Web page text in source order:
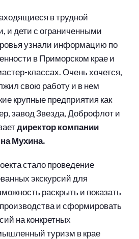
в трудной
и дети с ограниченными
узнали информацию по
в Приморском крае и
классах. Очень хочется,
свою работу и в нем
крупные предприятия как
завод Звезда, Доброфлот и
директор компании
Мухина.
стало проведение
экскурсий для
раскрыть и показать
и сформировать
на конкретных
туризм в крае